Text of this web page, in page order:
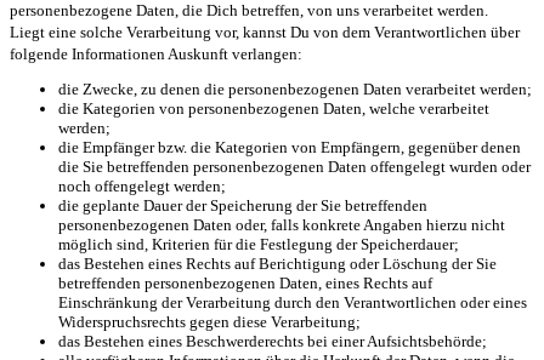
personenbezogene Daten, die Dich betreffen, von uns verarbeitet werden.
Liegt eine solche Verarbeitung vor, kannst Du von dem Verantwortlichen über
folgende Informationen Auskunft verlangen:
die Zwecke, zu denen die personenbezogenen Daten verarbeitet werden;
die Kategorien von personenbezogenen Daten, welche verarbeitet
werden;
die Empfänger bzw. die Kategorien von Empfängern, gegenüber denen
die Sie betreffenden personenbezogenen Daten offengelegt wurden oder
noch offengelegt werden;
die geplante Dauer der Speicherung der Sie betreffenden
personenbezogenen Daten oder, falls konkrete Angaben hierzu nicht
möglich sind, Kriterien für die Festlegung der Speicherdauer;
das Bestehen eines Rechts auf Berichtigung oder Löschung der Sie
betreffenden personenbezogenen Daten, eines Rechts auf
Einschränkung der Verarbeitung durch den Verantwortlichen oder eines
Widerspruchsrechts gegen diese Verarbeitung;
das Bestehen eines Beschwerderechts bei einer Aufsichtsbehörde;